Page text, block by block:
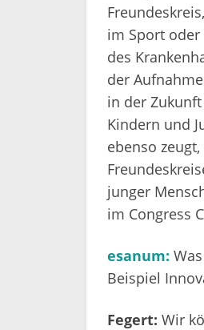
im Sport
des
der
in der
Kindern und
ebenso
junger
im Congress
esanum:
Beispiel
Fegert: Wir